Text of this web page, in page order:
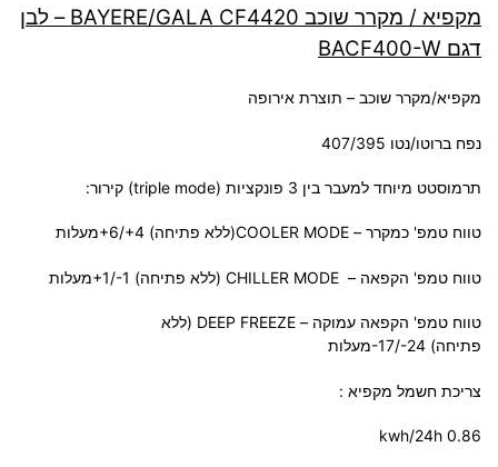
מקפיא / מקרר שוכב BAYERE/GALA CF4420 – לבן
דגם BACF400-W
מקפיא/מקרר שוכב – תוצרת אירופה
נפח ברוטו/נטו 407/395
תרמוסטט מיוחד למעבר בין 3 פונקציות ( triple mode) קירור:
טווח טמפ' כמקרר – COOLER MODE(ללא פתיחה) +6/+4מעלות
טווח טמפ' הקפאה – CHILLER MODE (ללא פתיחה) +1/-1מעלות
טווח טמפ' הקפאה עמוקה – DEEP FREEZE (ללא
פתיחה) -17/-24מעלות
צריכת חשמל מקפיא :
kwh/24h 0.86